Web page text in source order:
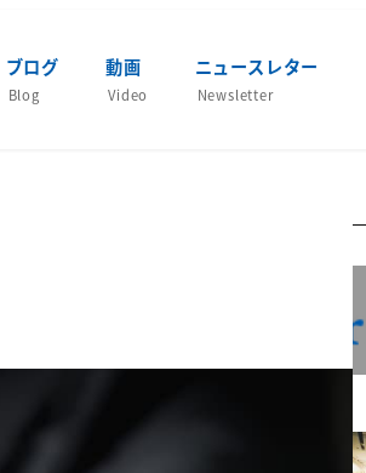
ブログ
Blog
動画
Video
ニュースレター
Newsletter